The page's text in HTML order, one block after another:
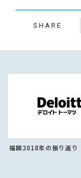
SHARE
福圓2018年の振り返り